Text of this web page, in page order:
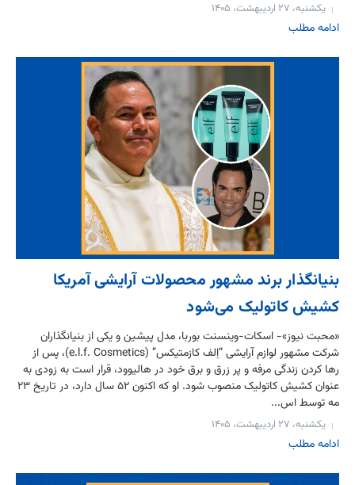
یکشنبه، ۲۷ اردیبهشت، ۱۴۰۵
ادامه مطلب
بنیانگذار برند مشهور محصولات آرایشی آمریکا
کشیش کاتولیک می‌شود
«محبت نیوز»- اسکات-وینسنت بوربا، مدل پیشین و یکی از بنیانگذاران
شرکت مشهور لوازم آرایشی “اِلف کازمتیکس” (e.l.f. Cosmetics)، پس از
رها کردن زندگی مرفه و پر زرق و برق خود در هالیوود، قرار است به زودی به
عنوان کشیش کاتولیک منصوب شود. او که اکنون ۵۲ سال دارد، در تاریخ ۲۳
مه توسط اس...
یکشنبه، ۲۷ اردیبهشت، ۱۴۰۵
ادامه مطلب